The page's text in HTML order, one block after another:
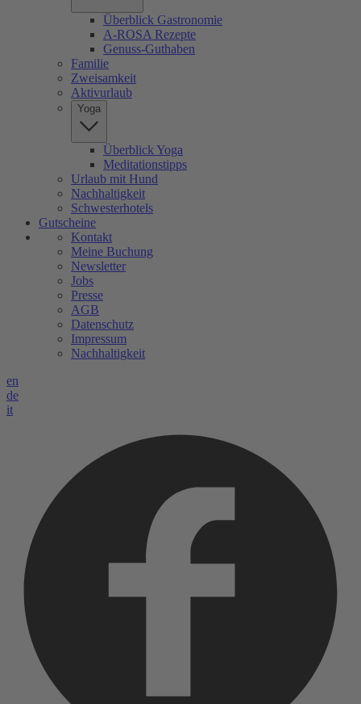
Überblick Gastronomie
A-ROSA Rezepte
Genuss-Guthaben
Familie
Zweisamkeit
Aktivurlaub
Yoga
Überblick Yoga
Meditationstipps
Urlaub mit Hund
Nachhaltigkeit
Schwesterhotels
Gutscheine
Kontakt
Meine Buchung
Newsletter
Jobs
Presse
AGB
Datenschutz
Impressum
Nachhaltigkeit
en
de
it